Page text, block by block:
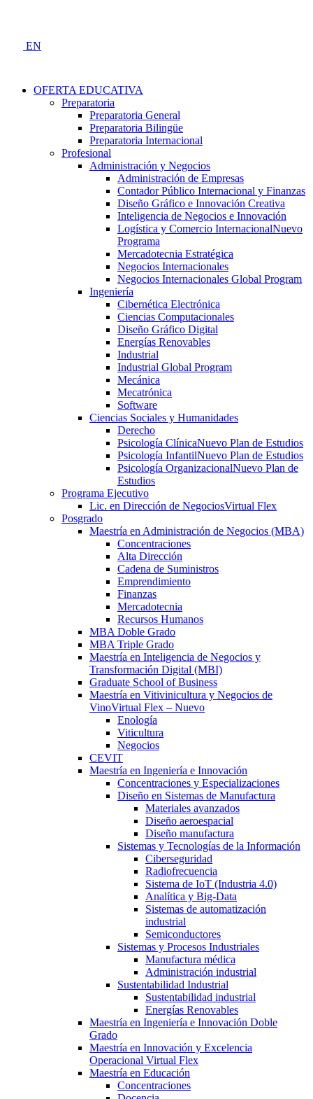
EN
OFERTA EDUCATIVA
Preparatoria
Preparatoria General
Preparatoria Bilingüe
Preparatoria Internacional
Profesional
Administración y Negocios
Administración de Empresas
Contador Público Internacional y Finanzas
Diseño Gráfico e Innovación Creativa
Inteligencia de Negocios e Innovación
Logística y Comercio InternacionalNuevo
Programa
Mercadotecnia Estratégica
Negocios Internacionales
Negocios Internacionales Global Program
Ingeniería
Cibernética Electrónica
Ciencias Computacionales
Diseño Gráfico Digital
Energías Renovables
Industrial
Industrial Global Program
Mecánica
Mecatrónica
Software
Ciencias Sociales y Humanidades
Derecho
Psicología ClínicaNuevo Plan de Estudios
Psicología InfantilNuevo Plan de Estudios
Psicología OrganizacionalNuevo Plan de
Estudios
Programa Ejecutivo
Lic. en Dirección de NegociosVirtual Flex
Posgrado
Maestría en Administración de Negocios (MBA)
Concentraciones
Alta Dirección
Cadena de Suministros
Emprendimiento
Finanzas
Mercadotecnia
Recursos Humanos
MBA Doble Grado
MBA Triple Grado
Maestría en Inteligencia de Negocios y
Transformación Digital (MBI)
Graduate School of Business
Maestría en Vitivinicultura y Negocios de
VinoVirtual Flex – Nuevo
Enología
Viticultura
Negocios
CEVIT
Maestría en Ingeniería e Innovación
Concentraciones y Especializaciones
Diseño en Sistemas de Manufactura
Materiales avanzados
Diseño aeroespacial
Diseño manufactura
Sistemas y Tecnologías de la Información
Ciberseguridad
Radiofrecuencia
Sistema de IoT (Industria 4.0)
Analítica y Big-Data
Sistemas de automatización
industrial
Semiconductores
Sistemas y Procesos Industriales
Manufactura médica
Administración industrial
Sustentabilidad Industrial
Sustentabilidad industrial
Energías Renovables
Maestría en Ingeniería e Innovación Doble
Grado
Maestría en Innovación y Excelencia
Operacional Virtual Flex
Maestría en Educación
Concentraciones